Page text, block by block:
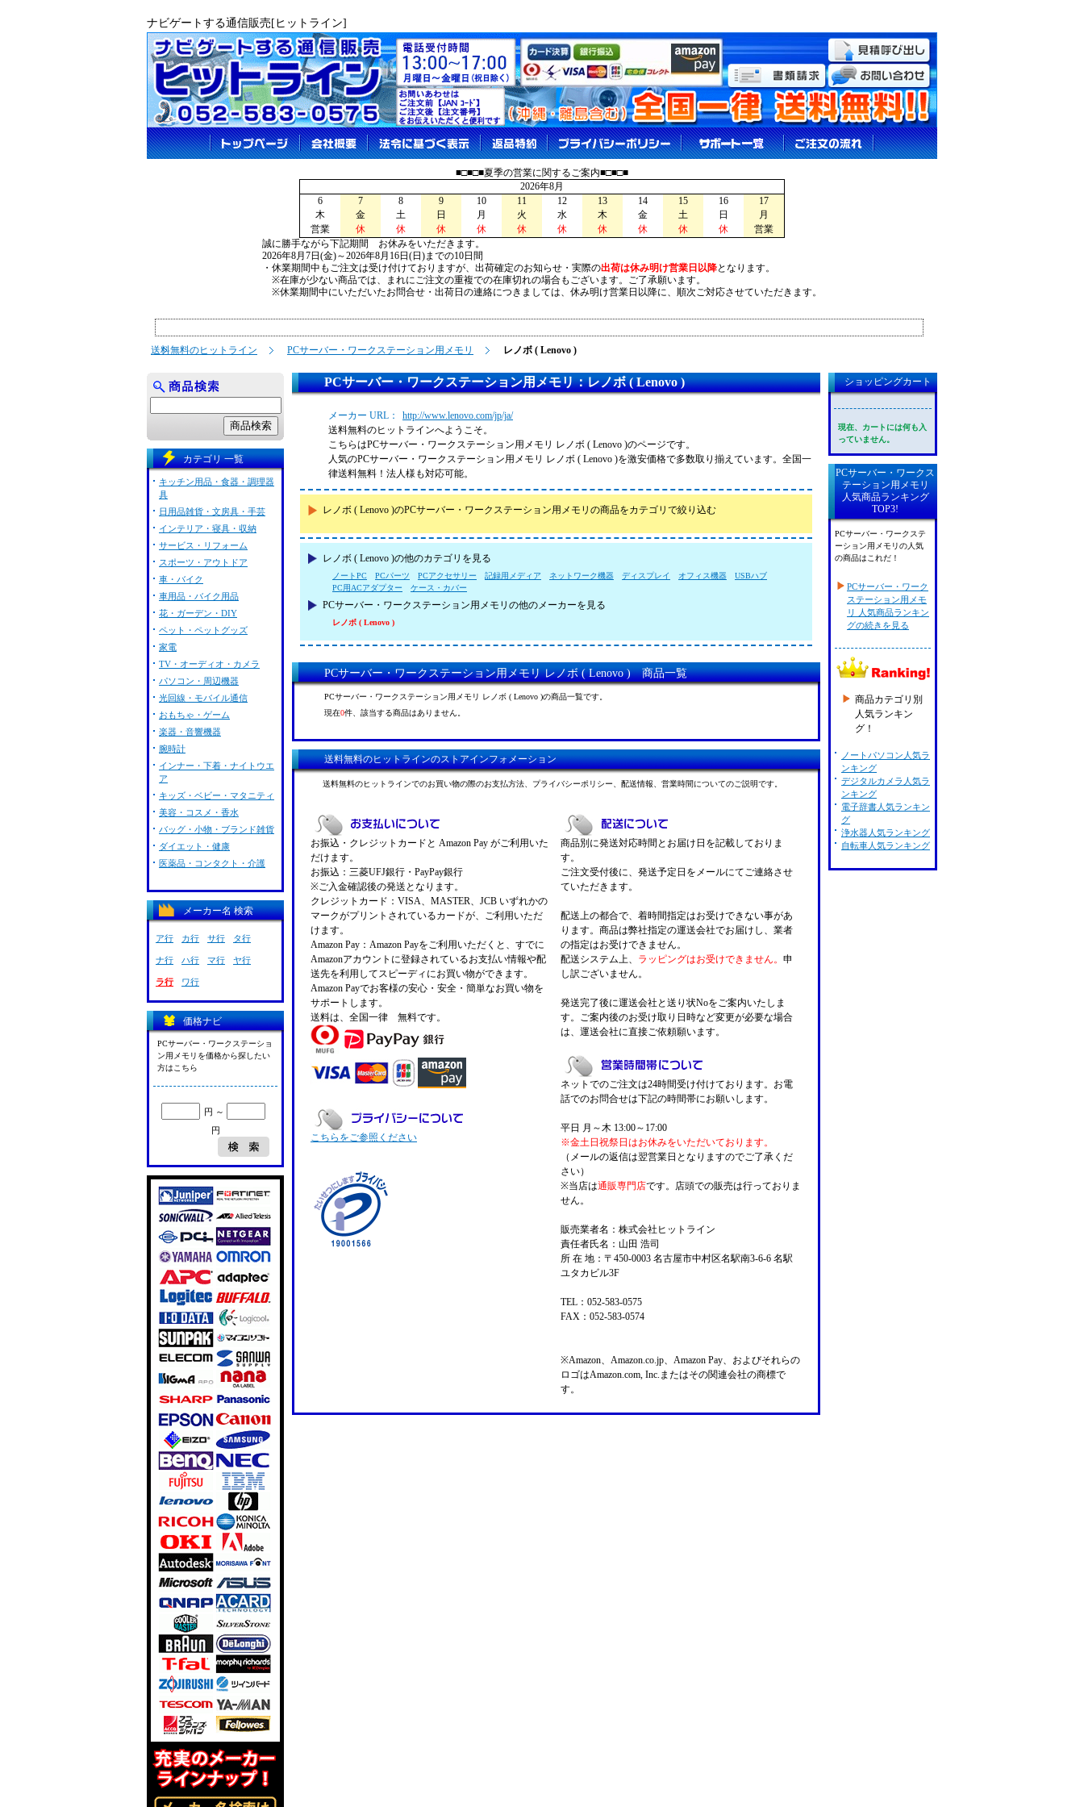
ナビゲートする通信販売[ヒットライン]
■□■□■夏季の営業に関するご案内■□■□■
2026年8月
6
7 8 9 10 11 12 13 14 15 16
17
木
金 土 日 月 火 水 木 金 土 日
月
営業
休 休 休 休 休 休 休 休 休 休
営業
誠に勝手ながら下記期間 お休みをいただきます。
2026年8月7日(金)～2026年8月16日(日)までの10日間
・休業期間中もご注文は受け付けておりますが、出荷確定のお知らせ・実際の出荷は休み明け営業日以降となります。
※在庫が少ない商品では、まれにご注文の重複での在庫切れの場合もございます。ご了承願います。
※休業期間中にいただいたお問合せ・出荷日の連絡につきましては、休み明け営業日以降に、順次ご対応させていただきます。
送料無料のヒットライン PCサーバー・ワークステーション用メモリ レノボ ( Lenovo )
PCサーバー・ワークステーション用メモリ：レノボ ( Lenovo )
メーカー URL：
http://www.lenovo.com/jp/ja/
送料無料のヒットラインへようこそ。
こちらはPCサーバー・ワークステーション用メモリ レノボ ( Lenovo )のページです。
人気のPCサーバー・ワークステーション用メモリ レノボ ( Lenovo )を激安価格で多数取り揃えています。全国一
律送料無料！法人様も対応可能。
レノボ ( Lenovo )のPCサーバー・ワークステーション用メモリの商品をカテゴリで絞り込む
レノボ ( Lenovo )の他のカテゴリを見る
ノートPC PCパーツ PCアクセサリー 記録用メディア ネットワーク機器 ディスプレイ オフィス機器
USBハブ
PC用ACアダプター
ケース・カバー
PCサーバー・ワークステーション用メモリの他のメーカーを見る
レノボ ( Lenovo )
PCサーバー・ワークステーション用メモリ レノボ ( Lenovo ) 商品一覧
PCサーバー・ワークステーション用メモリ レノボ ( Lenovo )の商品一覧です。
現在0件、該当する商品はありません。
送料無料のヒットラインのストアインフォメーション
送料無料のヒットラインでのお買い物の際のお支払方法、プライバシーポリシー、配送情報、営業時間についてのご説明です。
お振込・クレジットカードと Amazon Pay がご利用いた
だけます。
お振込：三菱UFJ銀行・PayPay銀行
※ご入金確認後の発送となります。
クレジットカード：VISA、MASTER、JCB いずれかの
マークがプリントされているカードが、ご利用いただ
けます。
Amazon Pay：Amazon Payをご利用いただくと、すでに
Amazonアカウントに登録されているお支払い情報や配
送先を利用してスピーディにお買い物ができます。
Amazon Payでお客様の安心・安全・簡単なお買い物を
サポートします。
送料は、全国一律 無料です。
こちらをご参照ください
商品別に発送対応時間とお届け日を記載しておりま
す。
ご注文受付後に、発送予定日をメールにてご連絡させ
ていただきます。
配送上の都合で、着時間指定はお受けできない事があ
ります。商品は弊社指定の運送会社でお届けし、業者
の指定はお受けできません。
配送システム上、
ラッピングはお受けできません。 申
し訳ございません。
発送完了後に運送会社と送り状Noをご案内いたしま
す。ご案内後のお受け取り日時など変更が必要な場合
は、運送会社に直接ご依頼願います。
ネットでのご注文は24時間受け付けております。お電
話でのお問合せは下記の時間帯にお願いします。
平日 月～木 13:00～17:00
※金土日祝祭日はお休みをいただいております。
（メールの返信は翌営業日となりますのでご了承くだ
さい）
※当店は通販専門店です。店頭での販売は行っておりま
せん。
販売業者名：株式会社ヒットライン
責任者氏名：山田 浩司
所 在 地：〒450-0003 名古屋市中村区名駅南3-6-6 名駅
ユタカビル3F
TEL：052-583-0575
FAX：052-583-0574
※Amazon、Amazon.co.jp、Amazon Pay、およびそれらの
ロゴはAmazon.com, Inc.またはその関連会社の商標で
す。
カテゴリ 一覧
キッチン用品・食器・調理器
具
日用品雑貨・文房具・手芸
インテリア・寝具・収納
サービス・リフォーム
スポーツ・アウトドア
車・バイク
車用品・バイク用品
花・ガーデン・DIY
ペット・ペットグッズ
家電
TV・オーディオ・カメラ
パソコン・周辺機器
光回線・モバイル通信
おもちゃ・ゲーム
楽器・音響機器
腕時計
インナー・下着・ナイトウエ
ア
キッズ・ベビー・マタニティ
美容・コスメ・香水
バッグ・小物・ブランド雑貨
ダイエット・健康
医薬品・コンタクト・介護
メーカー名 検索
ア行 カ行 サ行 タ行
ナ行 ハ行 マ行 ヤ行
ラ行 ワ行
価格ナビ
PCサーバー・ワークステーショ
ン用メモリを価格から探したい
方はこちら
円 ～
円
ショッピングカート
現在、カートには何も入
っていません。
PCサーバー・ワークス
テーション用メモリ
人気商品ランキング
TOP3!
PCサーバー・ワークステ
ーション用メモリの人気
の商品はこれだ！
PCサーバー・ワーク
ステーション用メモ
リ 人気商品ランキン
グの続きを見る
商品カテゴリ別
人気ランキン
グ！
ノートパソコン人気ラ
ンキング
デジタルカメラ人気ラ
ンキング
電子辞書人気ランキン
グ
浄水器人気ランキング
自転車人気ランキング